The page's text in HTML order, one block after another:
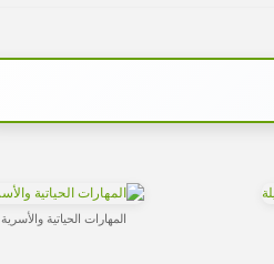
المهارات الحياتية والأسرية